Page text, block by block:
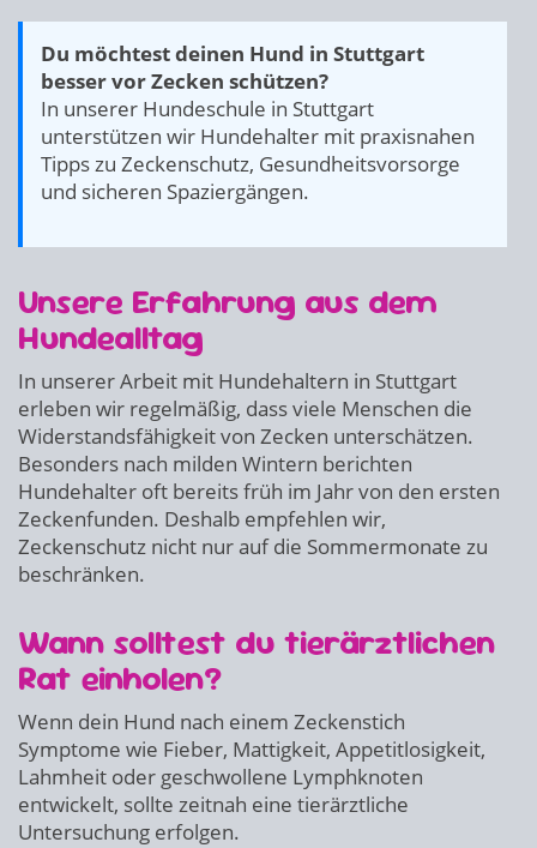
Du möchtest deinen Hund in Stuttgart
besser vor Zecken schützen?
In unserer Hundeschule in Stuttgart
unterstützen wir Hundehalter mit praxisnahen
Tipps zu Zeckenschutz, Gesundheitsvorsorge
und sicheren Spaziergängen.
Unsere Erfahrung aus dem
Hundealltag
In unserer Arbeit mit Hundehaltern in Stuttgart
erleben wir regelmäßig, dass viele Menschen die
Widerstandsfähigkeit von Zecken unterschätzen.
Besonders nach milden Wintern berichten
Hundehalter oft bereits früh im Jahr von den ersten
Zeckenfunden. Deshalb empfehlen wir,
Zeckenschutz nicht nur auf die Sommermonate zu
beschränken.
Wann solltest du tierärztlichen
Rat einholen?
Wenn dein Hund nach einem Zeckenstich
Symptome wie Fieber, Mattigkeit, Appetitlosigkeit,
Lahmheit oder geschwollene Lymphknoten
entwickelt, sollte zeitnah eine tierärztliche
Untersuchung erfolgen.